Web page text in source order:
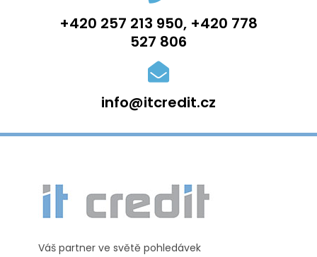
+420 257 213 950, +420 778
527 806
info@itcredit.cz
Váš partner ve světě pohledávek